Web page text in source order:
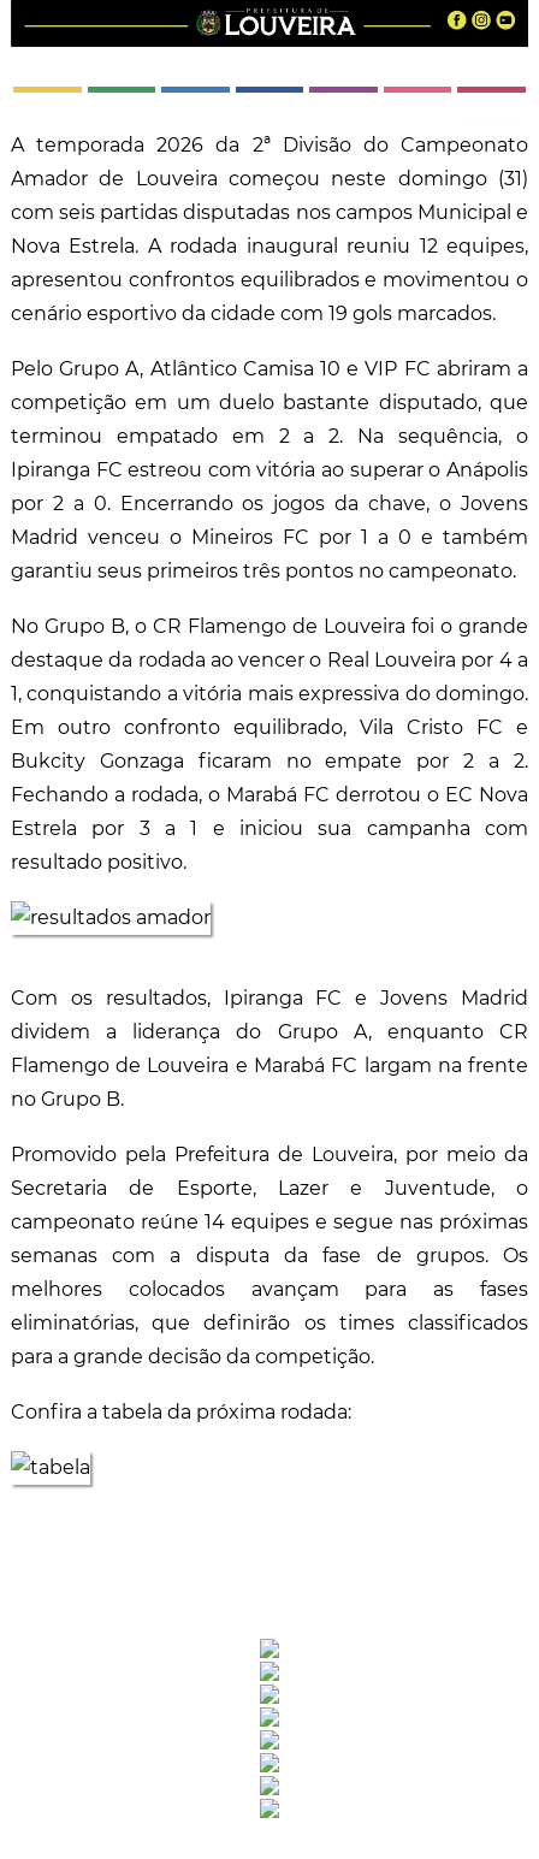
A temporada 2026 da 2ª Divisão do Campeonato
Amador de Louveira começou neste domingo (31)
com seis partidas disputadas nos campos Municipal e
Nova Estrela. A rodada inaugural reuniu 12 equipes,
apresentou confrontos equilibrados e movimentou o
cenário esportivo da cidade com 19 gols marcados.
Pelo Grupo A, Atlântico Camisa 10 e VIP FC abriram a
competição em um duelo bastante disputado, que
terminou empatado em 2 a 2. Na sequência, o
Ipiranga FC estreou com vitória ao superar o Anápolis
por 2 a 0. Encerrando os jogos da chave, o Jovens
Madrid venceu o Mineiros FC por 1 a 0 e também
garantiu seus primeiros três pontos no campeonato.
No Grupo B, o CR Flamengo de Louveira foi o grande
destaque da rodada ao vencer o Real Louveira por 4 a
1, conquistando a vitória mais expressiva do domingo.
Em outro confronto equilibrado, Vila Cristo FC e
Bukcity Gonzaga ficaram no empate por 2 a 2.
Fechando a rodada, o Marabá FC derrotou o EC Nova
Estrela por 3 a 1 e iniciou sua campanha com
resultado positivo.
Com os resultados, Ipiranga FC e Jovens Madrid
dividem a liderança do Grupo A, enquanto CR
Flamengo de Louveira e Marabá FC largam na frente
no Grupo B.
Promovido pela Prefeitura de Louveira, por meio da
Secretaria de Esporte, Lazer e Juventude, o
campeonato reúne 14 equipes e segue nas próximas
semanas com a disputa da fase de grupos. Os
melhores colocados avançam para as fases
eliminatórias, que definirão os times classificados
para a grande decisão da competição.
Confira a tabela da próxima rodada: